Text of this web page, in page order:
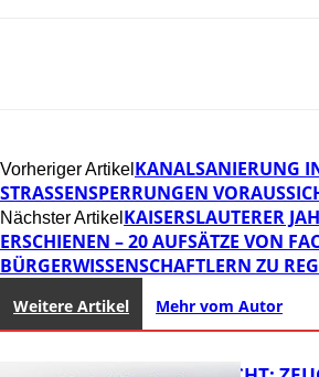
Vorheriger Artikel KANALSANIERUNG IN
TRASSENSPERRUNGEN
Nächster Artikel KAISERSLAUTERER
ERSCHIENEN – 20 AUFSÄTZE VON
BÜRGERWISSENSCHAFTLERN ZU
Weitere Artikel Mehr vom Autor